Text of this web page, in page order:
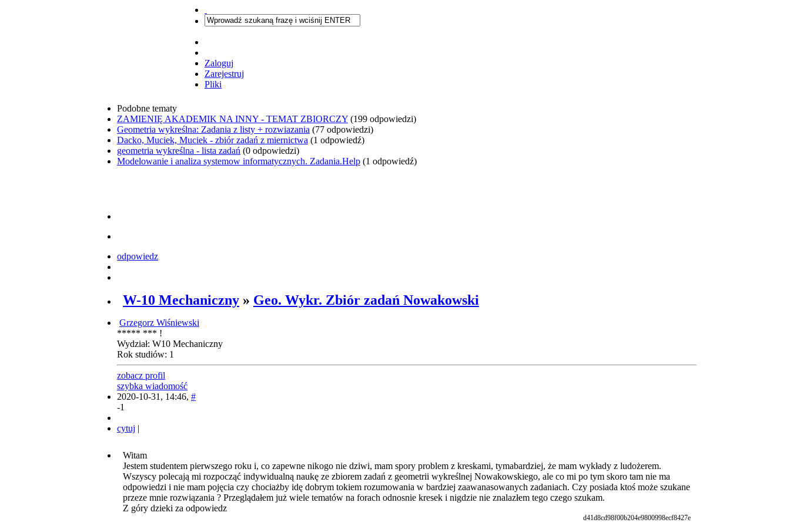
Zaloguj
Zarejestruj
Pliki
Podobne tematy
ZAMIENIĘ AKADEMIK NA INNY - TEMAT ZBIORCZY (199 odpowiedzi)
Geometria wykreślna: Zadania z listy + rozwiazania (77 odpowiedzi)
Dacko, Muciek, Muciek - zbiór zadań z miernictwa (1 odpowiedź)
geometria wykreślna - lista zadań (0 odpowiedzi)
Modelowanie i analiza systemow informatycznych. Zadania.Help (1 odpowiedź)
odpowiedz
W-10 Mechaniczny » Geo. Wykr. Zbiór zadań Nowakowski
Grzegorz Wiśniewski
***** *** !
Wydział: W10 Mechaniczny
Rok studiów: 1
zobacz profil
szybka wiadomość
2020-10-31, 14:46, #
-1
cytuj |
Witam
Jestem studentem pierwszego roku i, co zapewne nikogo nie dziwi, mam spory problem z kreskami, tymabardziej, że mam wykłady z ludożerem.
Wszyscy polecają mi rozpocząć indywidualną naukę ze zbiorem zadań z geometrii wykreślnej Nowakowskiego, ale co mi po tym skoro tam nie ma
odpowiedzi i nie mam pojęcia czy chociażby idę dobrym tokiem rozumowania w bardziej zaawanasowanych zadaniach. Czy posiada ktoś może szukane
przeze mnie rozwiązania ? Przeglądałem już wiele tematów na forach odnosnie kresek i nigdzie nie znalazłem tego czego szukam.
Z góry dzieki za odpowiedz
d41d8cd98f00b204e9800998ecf8427e